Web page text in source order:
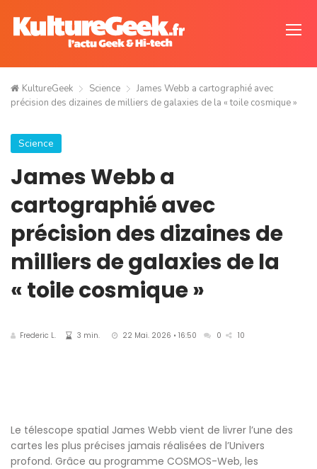
KultureGeek Science
James Webb a cartographié avec
précision des dizaines de milliers de galaxies de la « toile cosmique »
Science
James Webb a
cartographié avec
précision des dizaines de
milliers de galaxies de la
« toile cosmique »
Frederic L. 3 min. 22 Mai. 2026 • 16:50 0 10
Le télescope spatial James Webb vient de livrer l’une des
cartes les plus précises jamais réalisées de l’Univers
profond. Grâce au programme COSMOS-Web, les